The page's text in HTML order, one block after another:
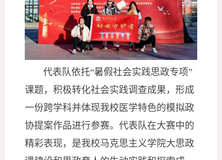
代表队依托“暑假社会实践思政专项”
课题，积极转化社会实践调查成果，形成
一份跨学科并体现我校医学特色的模拟政
协提案作品进行参赛。代表队在大赛中的
精彩表现，是我校马克思主义学院大思政